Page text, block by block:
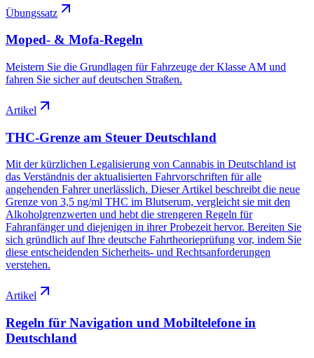
Übungssatz
Moped- & Mofa-Regeln
Meistern Sie die Grundlagen für Fahrzeuge der Klasse AM und
fahren Sie sicher auf deutschen Straßen.
Artikel
THC-Grenze am Steuer Deutschland
Mit der kürzlichen Legalisierung von Cannabis in Deutschland ist
das Verständnis der aktualisierten Fahrvorschriften für alle
angehenden Fahrer unerlässlich. Dieser Artikel beschreibt die neue
Grenze von 3,5 ng/ml THC im Blutserum, vergleicht sie mit den
Alkoholgrenzwerten und hebt die strengeren Regeln für
Fahranfänger und diejenigen in ihrer Probezeit hervor. Bereiten Sie
sich gründlich auf Ihre deutsche Fahrtheorieprüfung vor, indem Sie
diese entscheidenden Sicherheits- und Rechtsanforderungen
verstehen.
Artikel
Regeln für Navigation und Mobiltelefone in
Deutschland